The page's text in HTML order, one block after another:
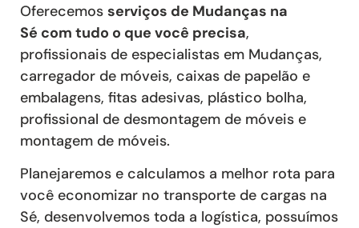
Oferecemos serviços de Mudanças na
Sé com tudo o que você precisa,
profissionais de especialistas em Mudanças,
carregador de móveis, caixas de papelão e
embalagens, fitas adesivas, plástico bolha,
profissional de desmontagem de móveis e
montagem de móveis.
Planejaremos e calculamos a melhor rota para
você economizar no transporte de cargas na
Sé, desenvolvemos toda a logística, possuímos